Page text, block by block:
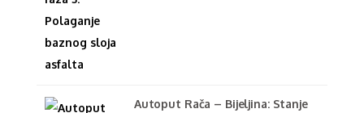
Autoput Rača – Bijeljina: Stanje